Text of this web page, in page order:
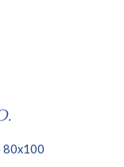
.
80x100